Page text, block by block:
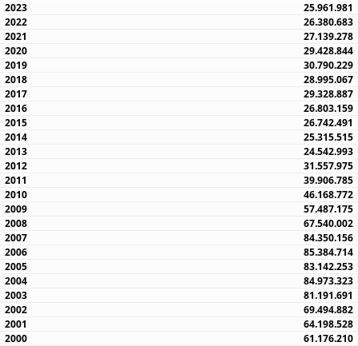
25.961.981
26.380.683
27.139.278
29.428.844
30.790.229
28.995.067
29.328.887
26.803.159
26.742.491
25.315.515
24.542.993
31.557.975
39.906.785
46.168.772
57.487.175
67.540.002
84.350.156
85.384.714
83.142.253
84.973.323
81.191.691
69.494.882
64.198.528
61.176.210